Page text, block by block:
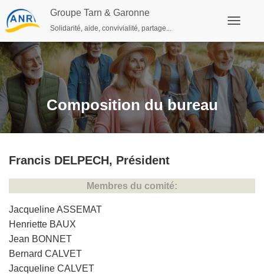
Groupe Tarn & Garonne
Solidarité, aide, convivialité, partage...
Composition du bureau
Francis DELPECH, Président
Membres du comité:
Jacqueline ASSEMAT
Henriette BAUX
Jean BONNET
Bernard CALVET
Jacqueline CALVET